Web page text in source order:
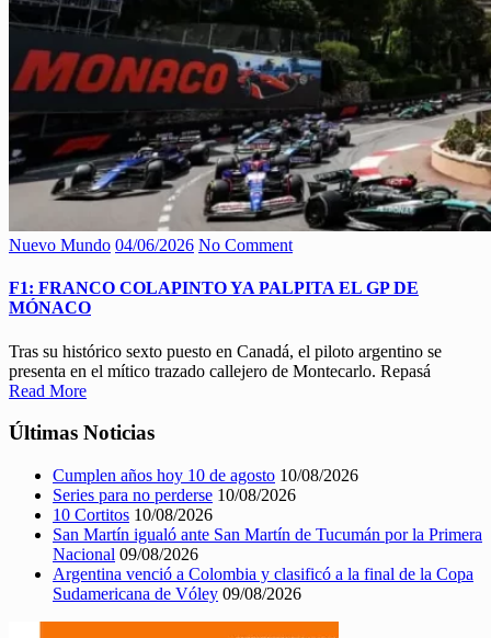
Nuevo Mundo 04/06/2026 No Comment
F1: FRANCO COLAPINTO YA PALPITA EL GP DE
MÓNACO
Tras su histórico sexto puesto en Canadá, el piloto argentino se
presenta en el mítico trazado callejero de Montecarlo. Repasá
Read More
Últimas Noticias
Cumplen años hoy 10 de agosto 10/08/2026
Series para no perderse 10/08/2026
10 Cortitos 10/08/2026
San Martín igualó ante San Martín de Tucumán por la Primera
Nacional 09/08/2026
Argentina venció a Colombia y clasificó a la final de la Copa
Sudamericana de Vóley 09/08/2026